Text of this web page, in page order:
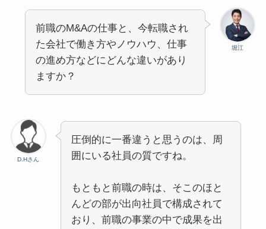
堀江
前職のM&Aの仕事と、今転職され
た会社で働き方やノウハウ、仕事
の進め方などにどんな違いがあり
ますか？
D.Hさん
圧倒的に一番違うと思うのは、周
囲にいる社員の質ですね。
もともと前職の時は、そこのほと
んどの部が出向社員で構成されて
おり、前職の事業の中で成果を出